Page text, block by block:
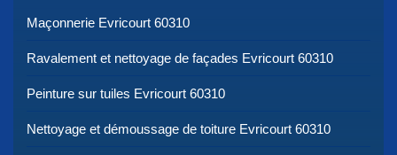
Maçonnerie Evricourt 60310
Ravalement et nettoyage de façades Evricourt 60310
Peinture sur tuiles Evricourt 60310
Nettoyage et démoussage de toiture Evricourt 60310